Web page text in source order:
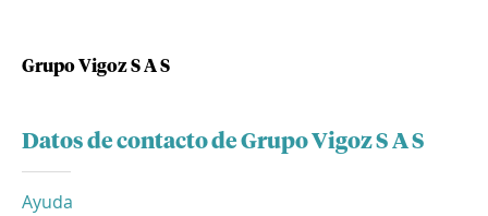
Grupo Vigoz S A S
Datos de contacto de Grupo Vigoz S A S
Ayuda